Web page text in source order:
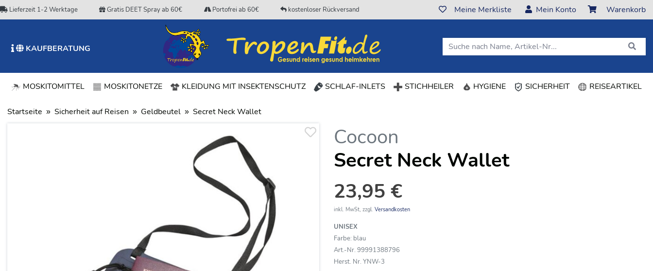
Lieferzeit 1-2 Werktage Gratis DEET Spray ab 60€ Portofrei ab 60€ kostenloser Rückversand Meine Merkliste Mein Konto Warenkorb
KAUFBERATUNG
MOSKITOMITTEL MOSKITONETZE KLEIDUNG MIT INSEKTENSCHUTZ SCHLAF-INLETS STICHHEILER HYGIENE SICHERHEIT(CURRENT)REISEARTIKEL
Startseite Sicherheit auf Reisen Geldbeutel Secret Neck Wallet
Cocoon
Secret Neck Wallet
23,95 €
inkl. MwSt, zzgl. Versandkosten
UNISEX
Farbe: blau
Art.-Nr. 99991388796
Herst. Nr. YNW-3